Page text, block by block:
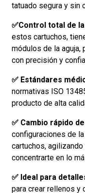
tatuado segura y sin
✅Control total de
estos cartuchos,
módulos de la aguja,
con precisión y
✅ Estándares
normativas ISO
producto de alta
✅ Cambio rápido
configuraciones de
cartuchos,
concentrarte en lo
✅ Ideal para
para crear rellenos